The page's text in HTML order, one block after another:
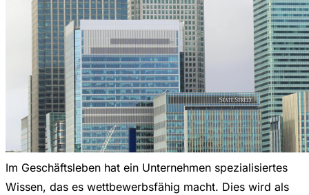
Im Geschäftsleben hat ein Unternehmen spezialisiertes
Wissen, das es wettbewerbsfähig macht. Dies wird als